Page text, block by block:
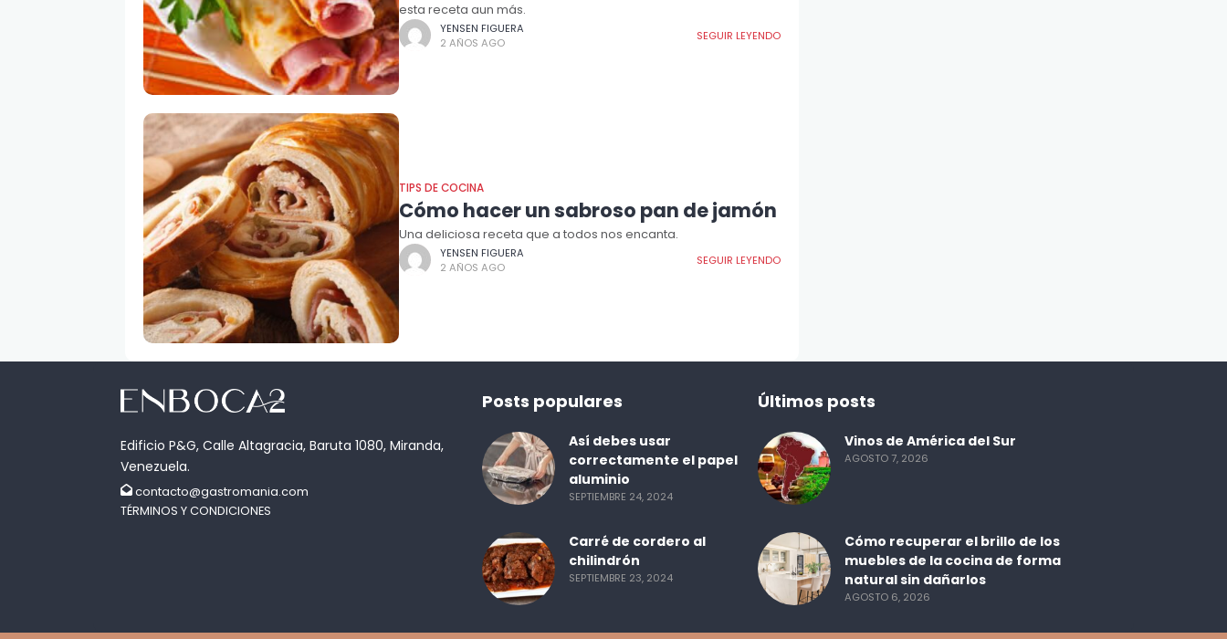
esta receta aun más.
YENSEN FIGUERA
2 AÑOS AGO
SEGUIR LEYENDO
TIPS DE COCINA
Cómo hacer un sabroso pan de jamón
Una deliciosa receta que a todos nos encanta.
YENSEN FIGUERA
2 AÑOS AGO
SEGUIR LEYENDO
Edificio P&G, Calle Altagracia, Baruta 1080, Miranda,
Venezuela.
contacto@gastromania.com
TÉRMINOS Y CONDICIONES
Posts populares
Así debes usar
correctamente el papel
aluminio
SEPTIEMBRE 24, 2024
Carré de cordero al
chilindrón
SEPTIEMBRE 23, 2024
Últimos posts
Vinos de América del Sur
AGOSTO 7, 2026
Cómo recuperar el brillo de los
muebles de la cocina de forma
natural sin dañarlos
AGOSTO 6, 2026